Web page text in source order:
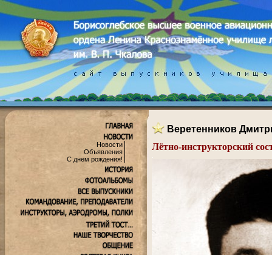
Новости
Объявления
С днем рождения!
Веретенников
Лётно-инструкторский